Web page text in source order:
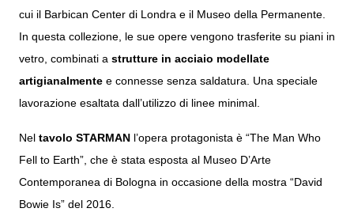
cui il Barbican Center di Londra e il Museo della Permanente.
In questa collezione, le sue opere vengono trasferite su piani in
vetro, combinati a strutture in acciaio modellate
artigianalmente e connesse senza saldatura. Una speciale
lavorazione esaltata dall’utilizzo di linee minimal.
Nel tavolo STARMAN l’opera protagonista è “The Man Who
Fell to Earth”, che è stata esposta al Museo D’Arte
Contemporanea di Bologna in occasione della mostra “David
Bowie Is” del 2016.